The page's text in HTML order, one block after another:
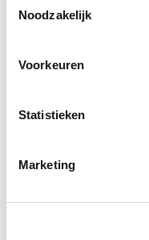
Noodzakelijk
Voorkeuren
Statistieken
Marketing
Bekijk de
Bekijk de